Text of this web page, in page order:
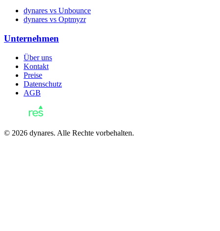
dynares vs Unbounce
dynares vs Optmyzr
Unternehmen
Über uns
Kontakt
Preise
Datenschutz
AGB
© 2026 dynares. Alle Rechte vorbehalten.